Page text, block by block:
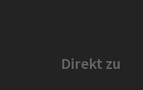
Direkt zu